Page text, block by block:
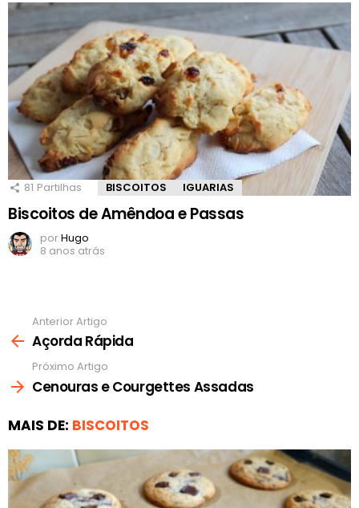
81 Partilhas BISCOITOS IGUARIAS
Biscoitos de Amêndoa e Passas
porHugo
8 anos atrás
mais
Anterior Artigo
Açorda Rápida
Próximo Artigo
Cenouras e Courgettes Assadas
MAIS DE: BISCOITOS